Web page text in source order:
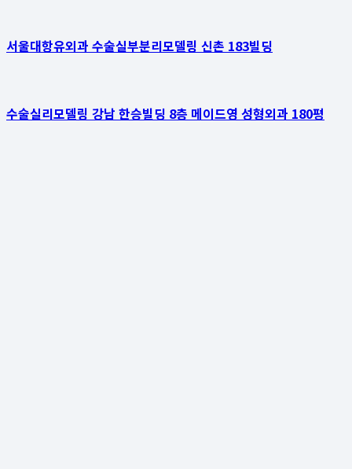
서울대항유외과 수술실부분리모델링 신촌 183빌딩
수술실리모델링 강남 한승빌딩 8층 메이드영 성형외과 180평